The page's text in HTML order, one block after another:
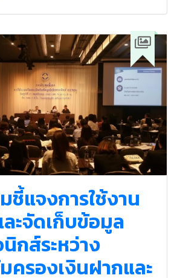
ชี้แจงการใช้งาน
ะจัดเก็บข้อมูล
กส์ระหว่าง
ครองเงินฝากและ